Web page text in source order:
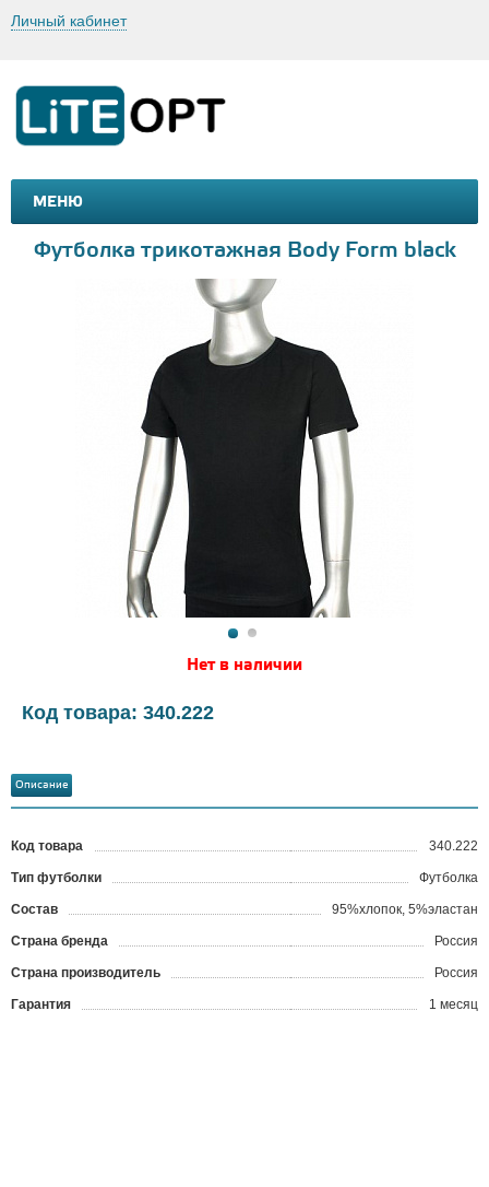
Личный кабинет
МЕНЮ
МАШИНКИ И МОТОЦИКЛЫ
Футболка трикотажная Body Form black
Нет в наличии
Код товара: 340.222
Описание
Код товара 340.222
Тип футболки Футболка
Состав 95%хлопок, 5%эластан
Страна бренда Россия
Страна производитель Россия
Гарантия 1 месяц